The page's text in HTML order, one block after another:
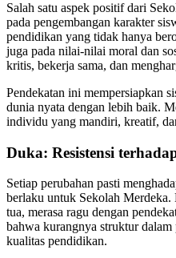
Salah satu aspek positif dari
pada pengembangan karakter
pendidikan yang tidak hanya
juga pada nilai-nilai moral dan
kritis, bekerja sama, dan
Pendekatan ini mempersiapkan
dunia nyata dengan lebih baik.
individu yang mandiri, kreatif,
Duka: Resistensi
Setiap perubahan pasti
berlaku untuk Sekolah Merdeka.
tua, merasa ragu dengan
bahwa kurangnya struktur dalam
kualitas pendidikan.